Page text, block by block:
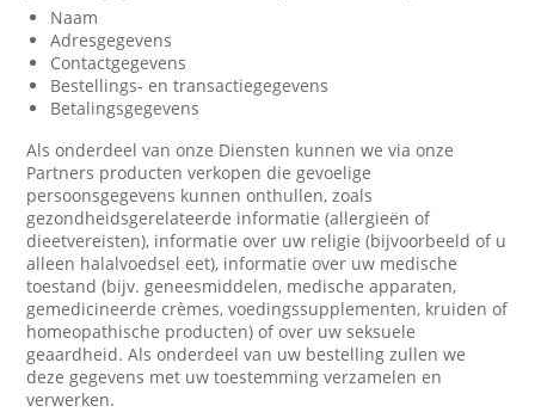
Naam
Adresgegevens
Contactgegevens
Bestellings- en transactiegegevens
Betalingsgegevens
Als onderdeel van onze Diensten kunnen we via onze
Partners producten verkopen die gevoelige
persoonsgegevens kunnen onthullen, zoals
gezondheidsgerelateerde informatie (allergieën of
dieetvereisten), informatie over uw religie (bijvoorbeeld of u
alleen halalvoedsel eet), informatie over uw medische
toestand (bijv. geneesmiddelen, medische apparaten,
gemedicineerde crèmes, voedingssupplementen, kruiden of
homeopathische producten) of over uw seksuele
geaardheid. Als onderdeel van uw bestelling zullen we
deze gegevens met uw toestemming verzamelen en
verwerken.